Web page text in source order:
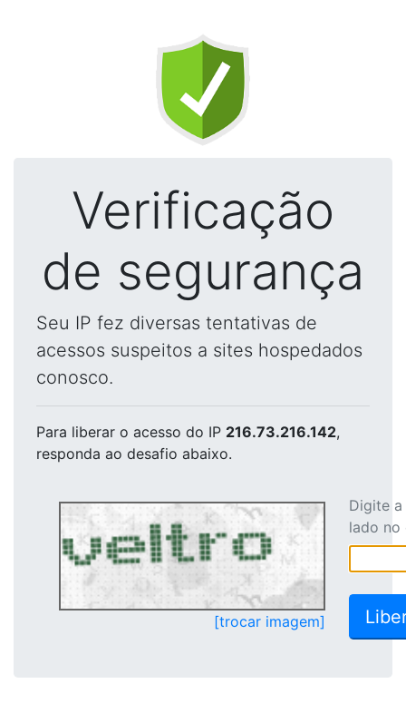
Verificação
de segurança
Seu IP fez diversas tentativas de
acessos suspeitos a sites hospedados
conosco.
Para liberar o acesso do IP 216.73.216.142,
responda ao desafio abaixo.
[trocar imagem]
Digite
lado no